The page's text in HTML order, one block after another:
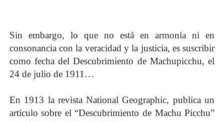
Sin embargo, lo que no está en armonía ni en
consonancia con la veracidad y la justicia, es suscribir
como fecha del Descubrimiento de Machupicchu, el
24 de julio de 1911…
En 1913 la revista National Geographic, publica un
artículo sobre el “Descubrimiento de Machu Picchu”